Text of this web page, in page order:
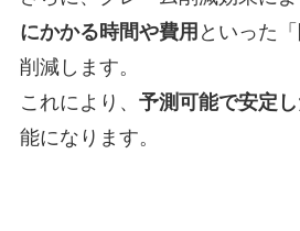
にかかる時間や費用 といった
削減します。
これにより、 予測可能で安定
能になります。